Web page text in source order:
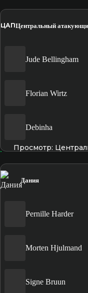
ЦАПЦентральный
Jude Bellingham
Florian Wirtz
Debinha
Просмотр:
Дания
Pernille Harder
Morten Hjulmand
Signe Bruun